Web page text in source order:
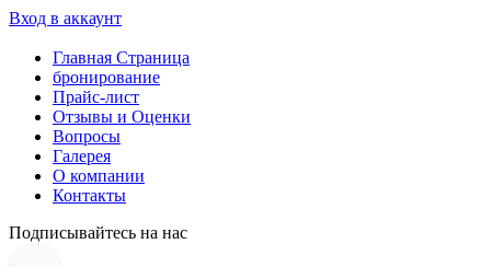
Вход в аккаунт
Главная Страница
бронирование
Прайс-лист
Отзывы и Оценки
Вопросы
Галерея
О компании
Контакты
Подписывайтесь на нас